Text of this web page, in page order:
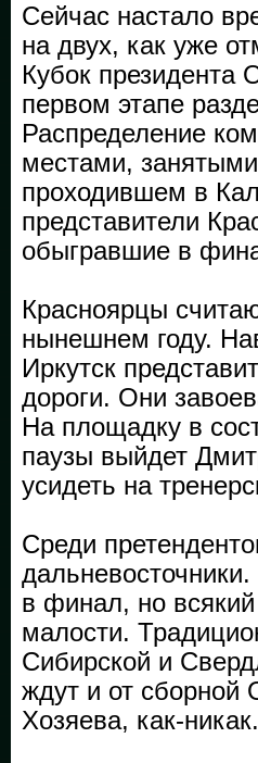
Сейчас настало
на двух, как уже
Кубок
первом этапе
Распределение
местами,
проходившем в
представители
обыгравшие в
Красноярцы
нынешнем году.
Иркутск
дороги. Они
На площадку в
паузы выйдет
усидеть на
Среди
в финал, но
малости.
Сибирской и
ждут и от сборной
Хозяева, как-никак.